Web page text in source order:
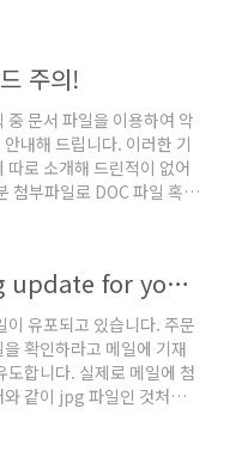
assess your
주의!
문서 파일을 이용하여 악
내해 드립니다. 이러한 기
따로 소개해 드린적이 없어
첨부파일로 DOC 파일 혹은
가 설치되어 있지 않은
있으면 아래와 같이 Word
않을 경우 위와같이 워드
되면 PDF 파일의 아이콘이
[악성스팸주의!] Shipping update for your Amazon.com order 254-71546325-658732
이 유포되고 있습니다. 주문
확인하라고 메일에 기재
도합니다. 실제로 메일에 첨
같이 jpg 파일인 것처럼
처럼 확장자를 확인할 수